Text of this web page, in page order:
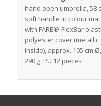
hand open umbrella, 58
soft handle in colour
with FARE®-FlexBar
polyester cover
inside), approx. 105 cm
290 g, PU 12 pieces